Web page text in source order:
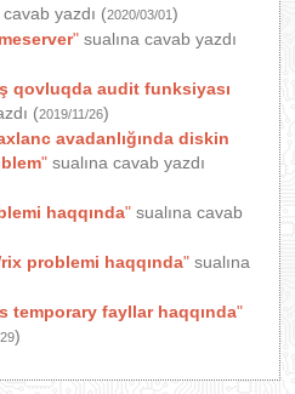
cavab yazdı (2020/03/01)
" sualına cavab yazdı
qovluqda audit funksiyası
(2019/11/26)
avadanlığında diskin
" sualına cavab yazdı
haqqında" sualına cavab
problemi haqqında" sualına
temporary fayllar haqqında"
)